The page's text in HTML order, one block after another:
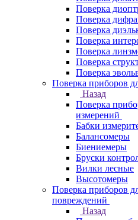
Поверка
Поверка
Поверка
Поверка
Поверка
Поверка
Поверка
Поверка приборов
Назад
Поверка
измерений
Бабки
Балансомеры
Биениемеры
Бруски
Вилки лесные
Высотомеры
Поверка приборов
повреждений
Назад